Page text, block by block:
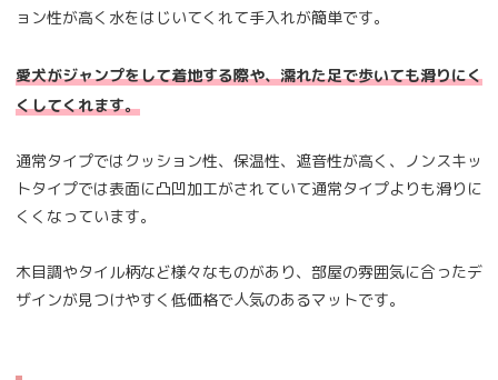
ョン性が高く水をはじいてくれて手入れが簡単です。
愛犬がジャンプをして着地する際や、濡れた足で歩いても滑りにく
くしてくれます。
通常タイプではクッション性、保温性、遮音性が高く、ノンスキッ
トタイプでは表面に凸凹加工がされていて通常タイプよりも滑りに
くくなっています。
木目調やタイル柄など様々なものがあり、部屋の雰囲気に合ったデ
ザインが見つけやすく低価格で人気のあるマットです。